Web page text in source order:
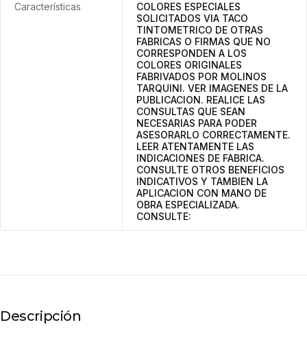
Características
COLORES ESPECIALES
SOLICITADOS VIA TACO
TINTOMETRICO DE OTRAS
FABRICAS O FIRMAS QUE NO
CORRESPONDEN A LOS
COLORES ORIGINALES
FABRIVADOS POR MOLINOS
TARQUINI. VER IMAGENES DE LA
PUBLICACION. REALICE LAS
CONSULTAS QUE SEAN
NECESARIAS PARA PODER
ASESORARLO CORRECTAMENTE.
LEER ATENTAMENTE LAS
INDICACIONES DE FABRICA.
CONSULTE OTROS BENEFICIOS
INDICATIVOS Y TAMBIEN LA
APLICACION CON MANO DE
OBRA ESPECIALIZADA.
CONSULTE:
Descripción